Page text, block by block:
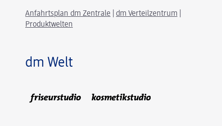
Anfahrtsplan dm Zentrale dm Verteilzentrum
Produktwelten
dm Welt